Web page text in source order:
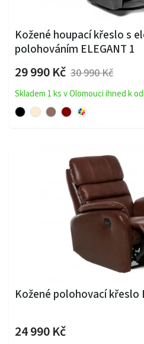
Kožené houpací křeslo s
polohováním ELEGANT 1
29 990 Kč 30 990 Kč
Skladem 1 ks v Olomouci ihned k
Kožené polohovací křeslo
24 990 Kč